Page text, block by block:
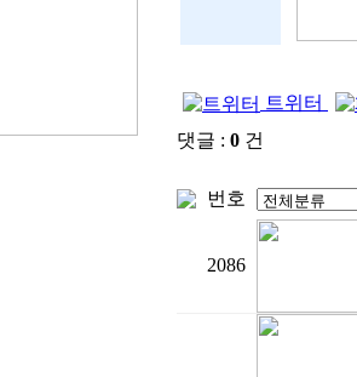
트위터
댓글 : 0 건
번호
2086